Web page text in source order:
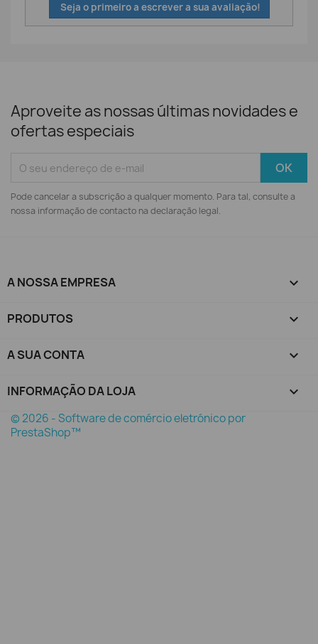
Seja o primeiro a escrever a sua avaliação!
Aproveite as nossas últimas novidades e
ofertas especiais
Pode cancelar a subscrição a qualquer momento. Para tal, consulte a
nossa informação de contacto na declaração legal.
A NOSSA EMPRESA 
PRODUTOS 
A SUA CONTA 
INFORMAÇÃO DA LOJA keyboard_arrow_down
© 2026 - Software de comércio eletrónico por
PrestaShop™